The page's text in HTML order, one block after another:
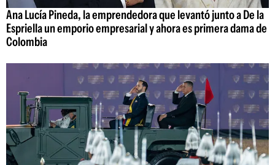
Ana Lucía Pineda, la emprendedora que levantó junto a De la
Espriella un emporio empresarial y ahora es primera dama de
Colombia